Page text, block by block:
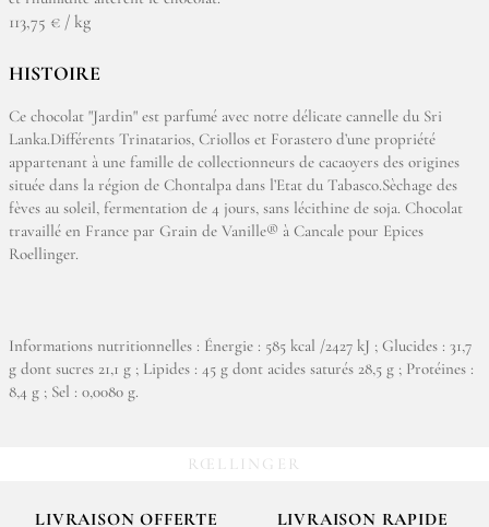
113,75 € / kg
HISTOIRE
Ce chocolat "Jardin" est parfumé avec notre délicate cannelle du Sri
Lanka.Différents Trinatarios, Criollos et Forastero d’une propriété
appartenant à une famille de collectionneurs de cacaoyers des origines
située dans la région de Chontalpa dans l’Etat du Tabasco.Sèchage des
fèves au soleil, fermentation de 4 jours, sans lécithine de soja. Chocolat
travaillé en France par Grain de Vanille® à Cancale pour Epices
Roellinger.
Informations nutritionnelles : Énergie : 585 kcal /2427 kJ ; Glucides : 31,7
g dont sucres 21,1 g ; Lipides : 45 g dont acides saturés 28,5 g ; Protéines :
8,4 g ; Sel : 0,0080 g.
RŒLLINGER
LIVRAISON OFFERTE
LIVRAISON RAPIDE